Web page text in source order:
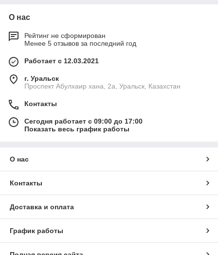
О нас
Рейтинг не сформирован
Менее 5 отзывов за последний год
Работает с 12.03.2021
г. Уральск
Проспект Абулхаир хана, 2а, Уральск, Казахстан
Контакты
Сегодня работает с 09:00 до 17:00
Показать весь график работы
О нас
Контакты
Доставка и оплата
График работы